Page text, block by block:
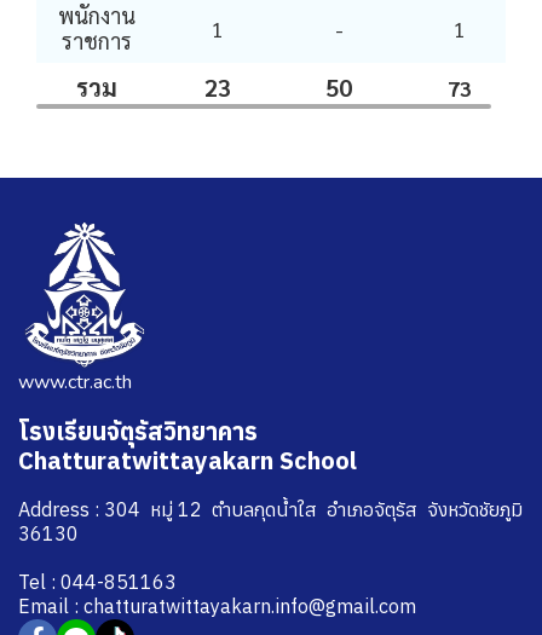
พนักงาน
ราชการ
1 - 1
รวม 23 50 73
www.ctr.ac.th
โรงเรียนจัตุรัสวิทยาคาร
Chatturatwittayakarn School
Address : 304 หมู่ 12 ตำบลกุดน้ำใส อำเภอจัตุรัส จังหวัดชัยภูมิ
36130
Tel : 044-851163
Email : chatturatwittayakarn.info@gmail.com